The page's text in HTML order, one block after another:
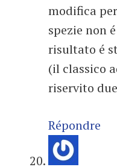
modifica
spezie non
risultato é
(il classico
riservito
Répondre